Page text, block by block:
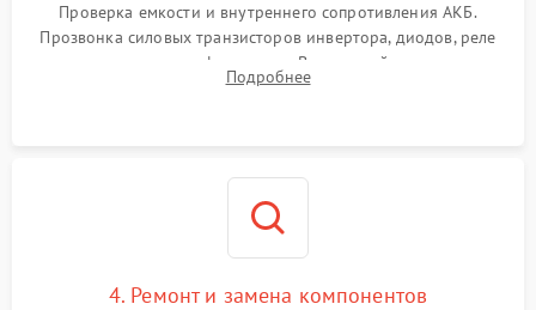
Проверка емкости и внутреннего сопротивления АКБ.
Прозвонка силовых транзисторов инвертора, диодов, реле
переключения и трансформатора. Визуальный поиск вздутых
конденсаторов и прогаров на печатной плате.
Подробнее
4. Ремонт и замена компонентов